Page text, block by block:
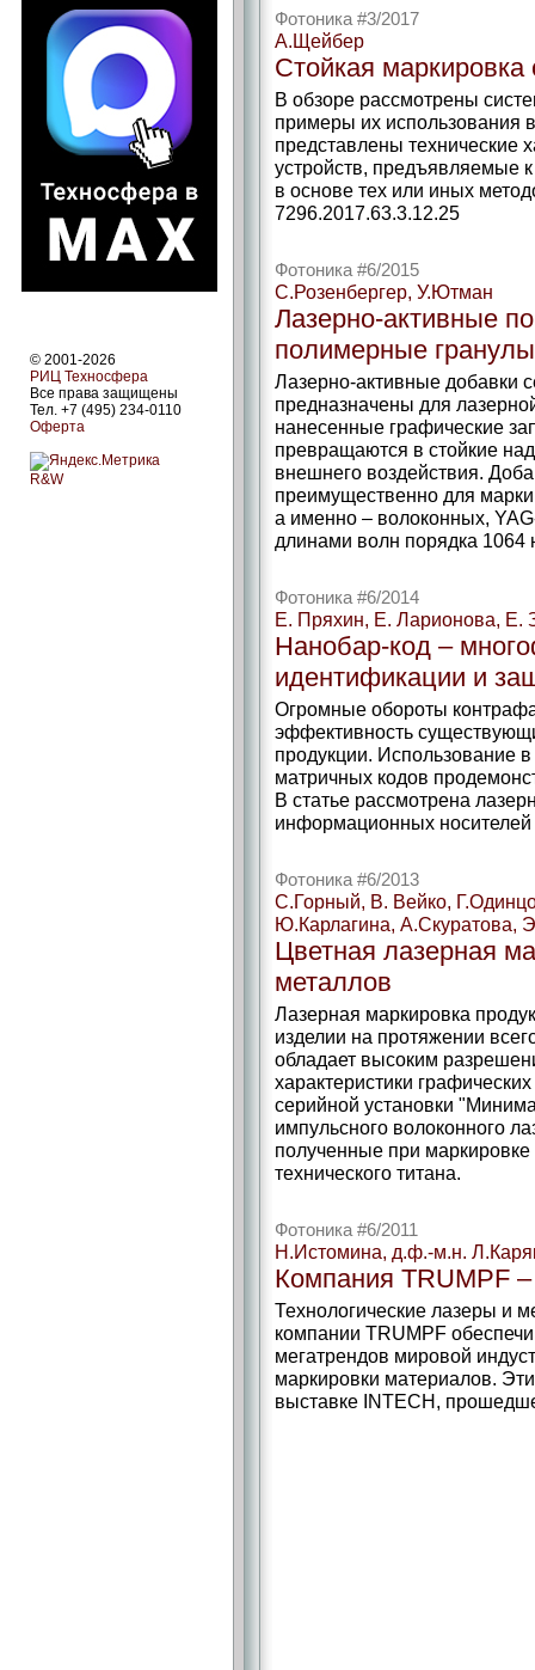
© 2001-2026
РИЦ Техносфера
Все права защищены
Тел. +7 (495) 234-0110
Оферта
R&W
Фотоника #3/2017
А.Щейбер
Стойкая
В обзоре рассмотрены
примеры их использования
представлены технические
устройств, предъявляемые
в основе тех или иных
7296.2017.63.3.12.25
Фотоника #6/2015
С.Розенбергер, У.Ютман
Лазерно-активные
полимерные гранулы
Лазерно-активные добавки
предназначены для
нанесенные графические
превращаются в стойкие
внешнего воздействия.
преимущественно для
а именно – волоконных,
длинами волн порядка 1064
Фотоника #6/2014
Е. Пряхин, Е. Ларионова, Е.
Нанобар-код –
идентификации и
Огромные обороты
эффективность
продукции. Использование
матричных кодов
В статье рассмотрена
информационных
Фотоника #6/2013
С.Горный, В. Вейко,
Ю.Карлагина, А.Скуратова,
Цветная лазерная
металлов
Лазерная маркировка
изделии на протяжении
обладает высоким
характеристики
серийной установки
импульсного волоконного
полученные при
технического титана.
Фотоника #6/2011
Н.Истомина, д.ф.-м.н.
Компания TRUMPF
Технологические лазеры и
компании TRUMPF
мегатрендов мировой
маркировки материалов.
выставке INTECH,